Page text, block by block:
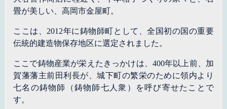
畳が美しい、高岡市金屋町。
ここは、2012年に鋳物師町として、全国初の国の重要
伝統的建造物保存地区に選定されました。
ここで鋳物産業が栄えたきっかけは、400年以上前、加
賀藩藩主前田利長が、城下町の繁栄のために領内より
七名の鋳物師（鋳物師七人衆）を呼び寄せたことで
す。